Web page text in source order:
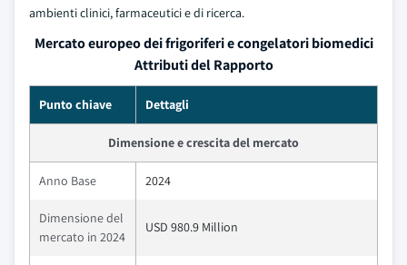
ambienti clinici, farmaceutici e di ricerca.
Mercato europeo dei frigoriferi e congelatori biomedici
Attributi del Rapporto
Punto chiave Dettagli
Dimensione e crescita del mercato
Anno Base 2024
Dimensione del
mercato in 2024
USD 980.9 Million